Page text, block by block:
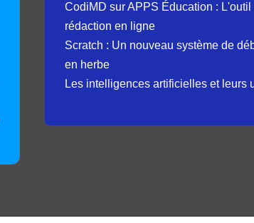
CodiMD sur APPS Éducation :
rédaction en ligne
Scratch : Un nouveau système de
en herbe
Les intelligences artificielles et leurs